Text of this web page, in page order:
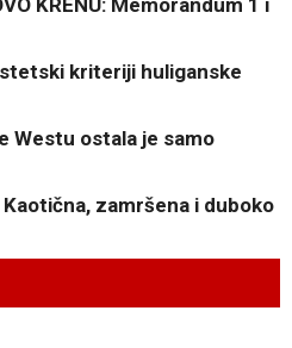
KRENU: Memorandum 1 i
kriteriji huliganske
Westu ostala je samo
Kaotična, zamršena i duboko